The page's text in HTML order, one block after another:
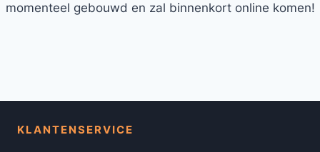
momenteel gebouwd en zal binnenkort online komen!
KLANTENSERVICE